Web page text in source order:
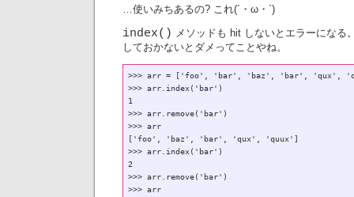
…使いみちあるの? これ(´・ω・`)
index() メソッドも hit しないとエラーになる
しておかないとダメってことやね。
>>> arr = ['foo', 'bar', 'baz', 'bar', 'qux',
>>> arr.index('bar')
1
>>> arr.remove('bar')
>>> arr
['foo', 'baz', 'bar', 'qux', 'quux']
>>> arr.index('bar')
2
>>> arr.remove('bar')
>>> arr